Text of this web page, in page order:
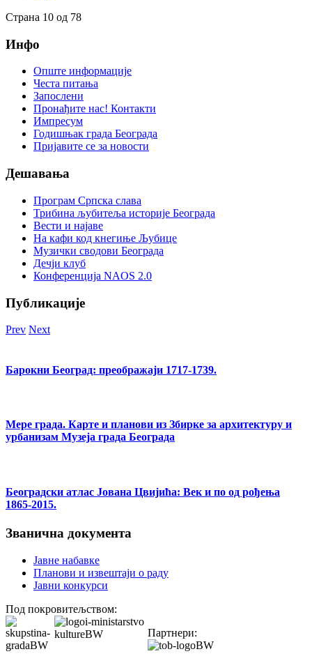
Страна 10 од 78
Инфо
Опште информације
Честа питања
Запослени
Пронађите нас! Контакти
Импресум
Годишњак града Београда
Пријавите се за новости
Дешавања
Програм Српска слава
Трибина љубитеља историје Београда
Beсти и најаве
На кафи код кнегиње Љубице
Музички сводови Београда
Дечји клуб
Конференција NAOS 2.0
Публикације
Prev Next
Барокни Београд: преображаји 1717-1739.
Мере града. Карте и планови из Збирке за архитектуру и
урбанизам Музеја града Београда
Београдски атлас Јована Цвијића: Век и по од рођења
1865-2015.
Званична документа
Јавне набавке
Планови и извештаји о раду
Јавни конкурси
Под покровитељством:
Партнери: